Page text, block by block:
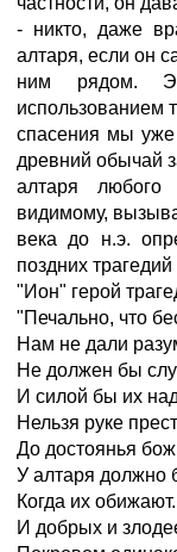
- никто, даже
алтаря, если он
ним рядом.
использованием
спасения мы уже
древний обычай
алтаря любого
видимому,
века до н.э.
поздних
"Ион" герой
"Печально, что
Нам не дали
Не должен бы
И силой бы их
Нельзя руке
До достоянья
У алтаря должно
Когда их
И добрых и